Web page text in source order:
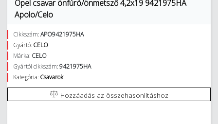
Opel csavar önfúró/önmetsző 4,2x19 9421975HA
Apolo/Celo
Cikkszám:APO9421975HA
Gyártó: CELO
Márka: CELO
Gyártói cikkszám:9421975HA
Kategória: Csavarok
Hozzáadás az összehasonlításhoz